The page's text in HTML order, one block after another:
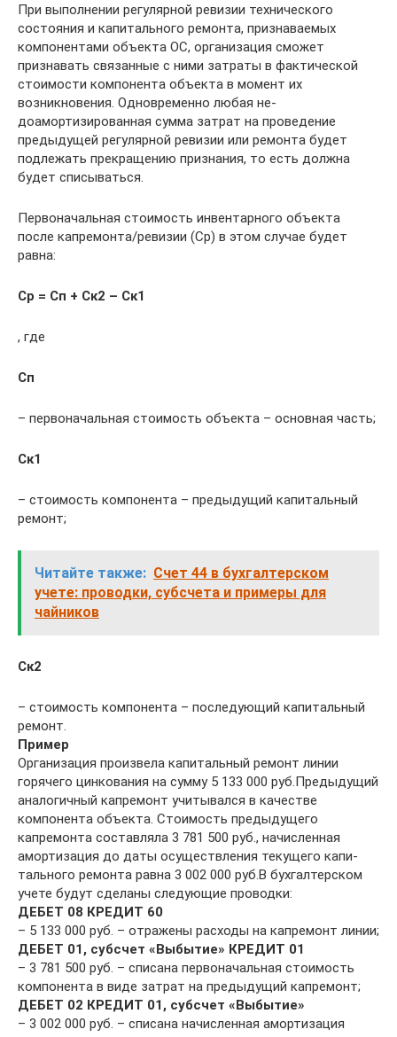
При выполнении регулярной ревизии технического
состояния и капитального ре­монта, признаваемых
компонентами объек­та ОС, организация сможет
признавать свя­занные с ними затраты в фактической
стои­мости компонента объекта в момент их
возникновения. Одновременно любая не-
доамортизированная сумма затрат на про­ведение
предыдущей регулярной ревизии или ремонта будет
подлежать прекращению признания, то есть должна
будет списы­ваться.
Первоначальная стоимость инвентарно­го объекта
после капремонта/ревизии (Ср) в этом случае будет
равна:
Ср = Сп + Ск2 – Ск1
, где
Сп
– первоначальная стоимость объек­та – основная часть;
Ск1
– стоимость компонента – предыду­щий капитальный
ремонт;
Читайте также: Счет 44 в бухгалтерском
учете: проводки, субсчета и примеры для
чайников
Ск2
– стоимость компонента – последую­щий капитальный
ремонт.
Пример
Организация произвела капитальный ремонт линии
горячего цинкования на сумму 5 133 000 руб.Предыдущий
аналогичный капремонт учитывался в качестве
компонента объекта. Стоимость предыдущего
капремонта составляла 3 781 500 руб., начисленная
амортизация до даты осуществления текущего капи­
тального ремонта равна 3 002 000 руб.В бухгалтерском
учете будут сделаны следующие проводки:
ДЕБЕТ 08 КРЕДИТ 60
– 5 133 000 руб. – отражены расходы на капремонт линии;
ДЕБЕТ 01, субсчет «Выбытие» КРЕДИТ 01
– 3 781 500 руб. – списана первоначальная стои­мость
компонента в виде затрат на предыдущий капремонт;
ДЕБЕТ 02 КРЕДИТ 01, субсчет «Выбытие»
– 3 002 000 руб. – списана начисленная амортизация